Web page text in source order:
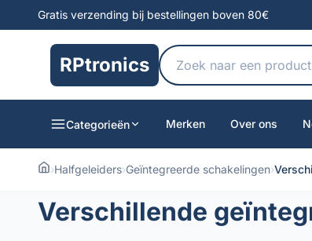
Gratis verzending bij bestellingen boven 80€
RPtronics
Categorieën Merken Over ons
›Halfgeleiders›Geïntegreerde schakelingen›
Verschillende